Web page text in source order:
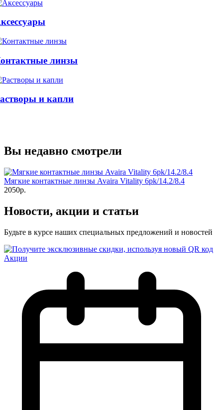
линзы
и капли
Вы недавно смотрели
Мягкие контактные линзы Avaira Vitality 6pk/14.2/8.4
2050р.
Новости, акции и статьи
Будьте в курсе наших специальных предложений и новостей
Акции